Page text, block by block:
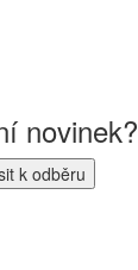
novinek?